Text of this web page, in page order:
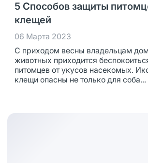
5 Способов защиты
клещей
06 Марта 2023
С приходом весны владельцам
животных приходится
питомцев от укусов насекомых.
клещи опасны не только для соба...